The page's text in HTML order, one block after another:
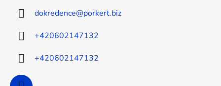
dokredence@porkert.biz
+420602147132
+420602147132